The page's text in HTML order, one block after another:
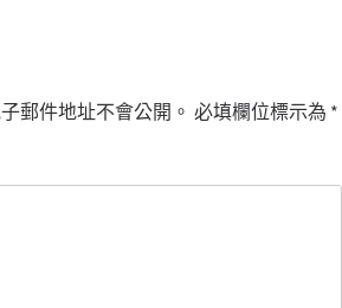
郵件地址不會公開。 必填欄位標示為 *